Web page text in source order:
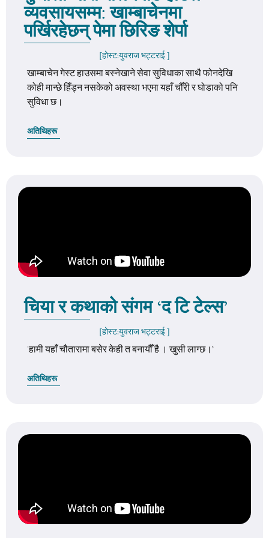
व्यवसायसम्म: खाम्बाचेनमा
पर्खिरहेछन् पेमा छिरिङ शेर्पा
[होस्ट:युवराज भट्टराई]
खाम्बाचेन गेस्ट हाउसमा बस्नेखाने सेवा सुविधाका साथै फोनदेखि
कोही मान्छे हिँड्न नसकेको अवस्था भएमा यहाँ चौँरी र घोडाको पनि
सुविधा छ।
अतिथिहरू
चिया र कथाको संगम ‘द टि टेल्स’
[होस्ट:युवराज भट्टराई]
'हामी यहाँ चौतारामा बसेर केही त बनायौँ है । खुसी लाग्छ।’
अतिथिहरू